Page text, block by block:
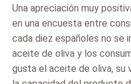
Una apreciación muy
en una encuesta entre
cada diez españoles no se
aceite de oliva y los
gusta el aceite de oliva, su